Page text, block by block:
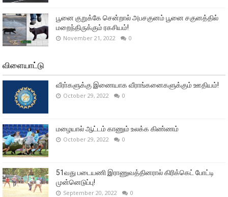
பூனை குறுக்கே சென்றால் அபசகுனம் பூனை சகுனத்தில்
மறைந்திருக்கும் ரகசியம்!
November 21, 2022 0
விளையாட்டு
வீரா்களுக்கு இணையாக வீராங்கனைகளுக்கும் ஊதியம்!
October 29, 2022 0
மழையால் ஆட்டம் காணும் உலக்க கிண்ணம்
October 29, 2022 0
51வது படையணி இராணுவத்தினரால் கிரிக்கெட் போட்டி
முன்னெடுப்பு!
September 20, 2022 0